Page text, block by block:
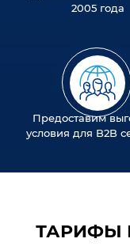
2005 года
Предоставим
условия для B2B
ТАРИФЫ